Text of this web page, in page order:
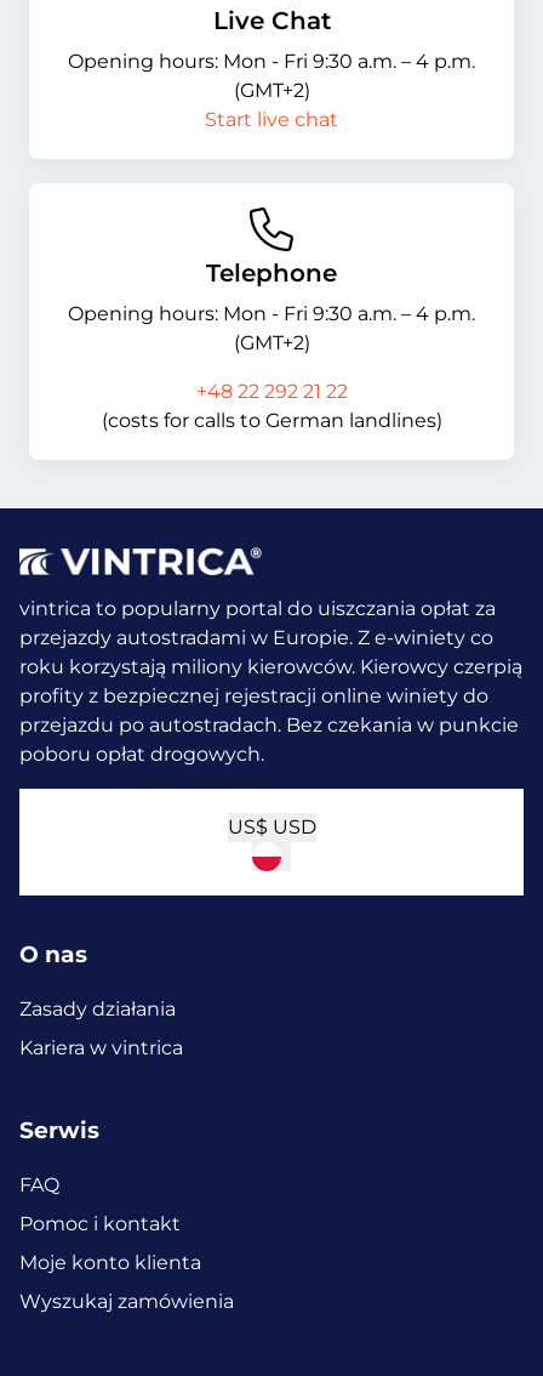
Live Chat
Opening hours: Mon - Fri 9:30 a.m. – 4 p.m.
(GMT+2)
Start live chat
Telephone
Opening hours: Mon - Fri 9:30 a.m. – 4 p.m.
(GMT+2)
+48 22 292 21 22
(costs for calls to German landlines)
vintrica to popularny portal do uiszczania opłat za
przejazdy autostradami w Europie. Z e-winiety co
roku korzystają miliony kierowców. Kierowcy czerpią
profity z bezpiecznej rejestracji online winiety do
przejazdu po autostradach. Bez czekania w punkcie
poboru opłat drogowych.
US$ USD
O nas
Zasady działania
Kariera w vintrica
Serwis
FAQ
Pomoc i kontakt
Moje konto klienta
Wyszukaj zamówienia